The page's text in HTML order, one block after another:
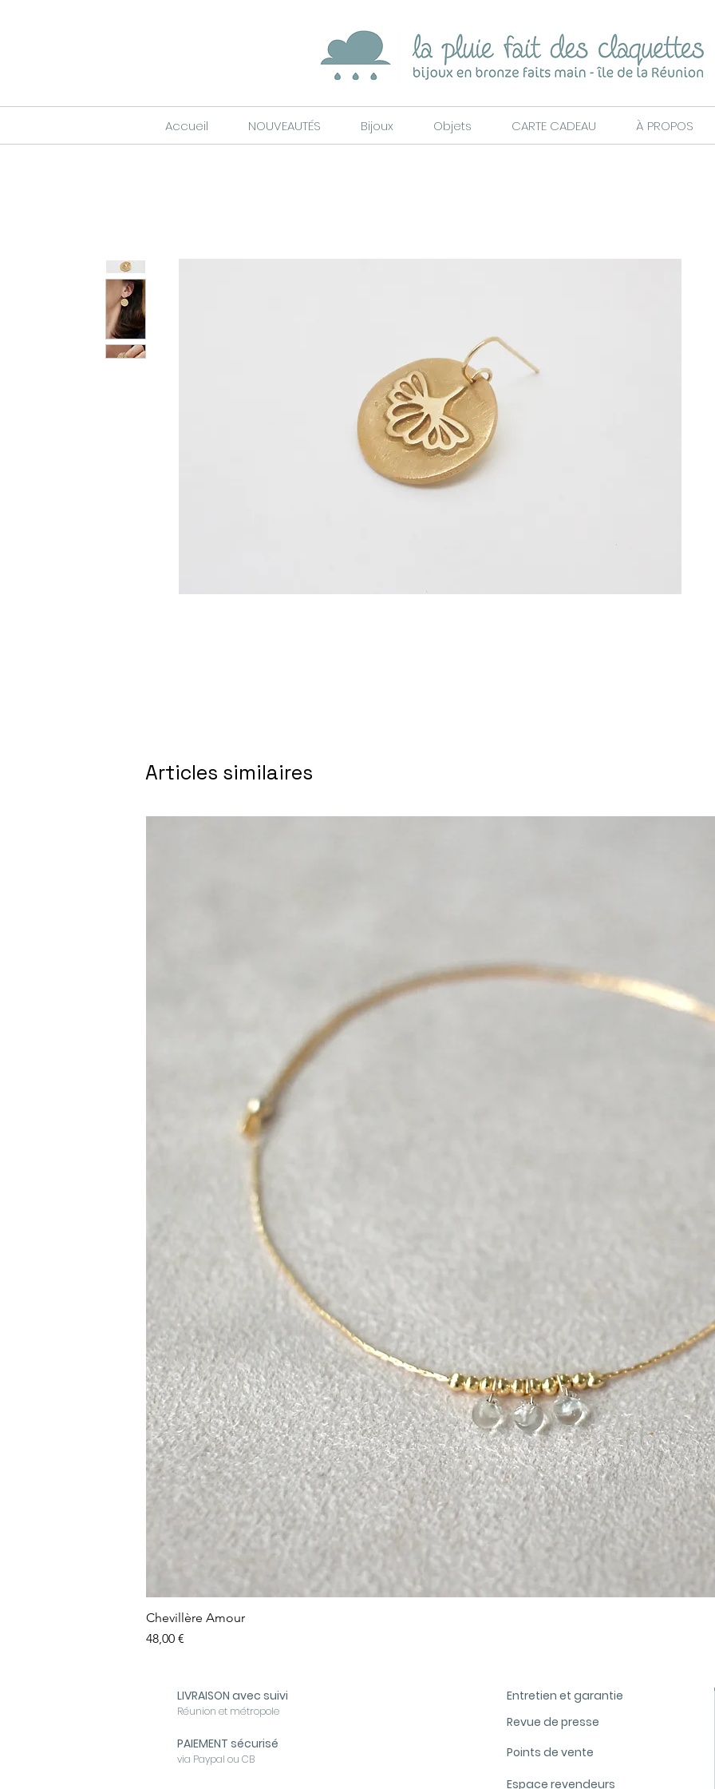
Accueil NOUVEAUTÉS Bijoux Objets CARTE CADEAU À PROPOS
Articles similaires
Chevillère Amour
Prix
48,00 €
LIVRAISON avec suivi
Réunion et métropole
PAIEMENT sécurisé
via Paypal ou CB
Entretien et garantie
Points de vente
Revue de presse
Espace revendeurs